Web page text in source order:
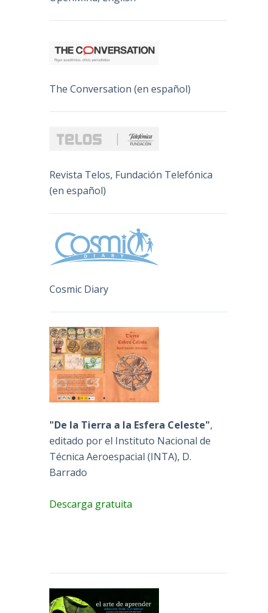
The Conversation (en español)
Revista Telos, Fundación Telefónica
(en español)
Cosmic Diary
"De la Tierra a la Esfera Celeste",
editado por el Instituto Nacional de
Técnica Aeroespacial (INTA), D.
Barrado
Descarga gratuita